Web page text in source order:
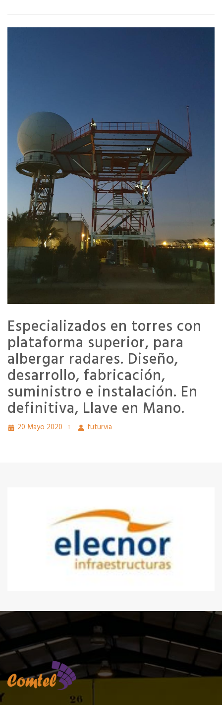
Especializados en torres con
plataforma superior, para
albergar radares. Diseño,
desarrollo, fabricación,
suministro e instalación. En
definitiva, Llave en Mano.
20 Mayo 2020 futurvia